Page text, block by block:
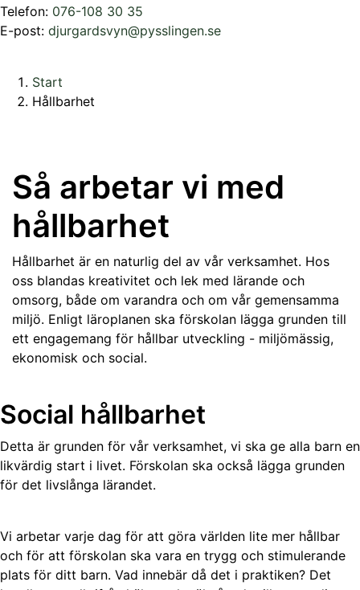
Telefon: 076-108 30 35
E-post: djurgardsvyn@pysslingen.se
Start
Hållbarhet
Så arbetar vi med
hållbarhet
Hållbarhet är en naturlig del av vår verksamhet. Hos
oss blandas kreativitet och lek med lärande och
omsorg, både om varandra och om vår gemensamma
miljö. Enligt läroplanen ska förskolan lägga grunden till
ett engagemang för hållbar utveckling - miljömässig,
ekonomisk och social.
Social hållbarhet
Detta är grunden för vår verksamhet, vi ska ge alla barn en
likvärdig start i livet. Förskolan ska också lägga grunden
för det livslånga lärandet.
Vi arbetar varje dag för att göra världen lite mer hållbar
och för att förskolan ska vara en trygg och stimulerande
plats för ditt barn. Vad innebär då det i praktiken? Det